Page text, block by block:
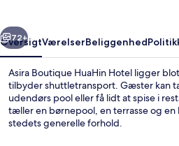
Næste
72+
OversigtVærelserBeliggenhed
Asira Boutique HuaHin Hotel ligger
tilbyder shuttletransport. Gæster kan
udendørs pool eller få lidt at spise i
tæller en børnepool, en terrasse og en
stedets generelle forhold.